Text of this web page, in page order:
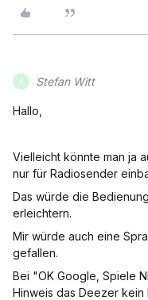
S Stefan Witt
Hallo,
Vielleicht könnte man ja
nur für Radiosender
Das würde die
erleichtern.
Mir würde auch eine
gefallen.
Bei "OK Google, Spiele
Hinweis das Deezer kein